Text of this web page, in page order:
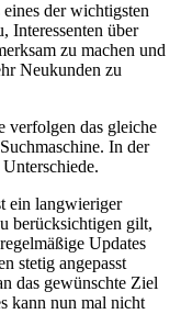
eines der wichtigsten
Interessenten über
zu machen und
Neukunden zu
verfolgen das gleiche
In der
ein langwieriger
berücksichtigen gilt,
Updates
stetig angepasst
das gewünschte Ziel
kann nun mal nicht